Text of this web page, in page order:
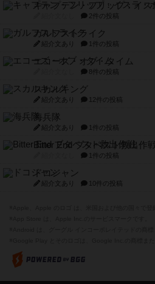
キャプテン・フリップ：イス
2件の投稿
ガルフストライク
紹介文あり 1件の投稿
エコーズ・オブ・タイム
8件の投稿
スカルキング
紹介文あり 12件の投稿
海兵隊
紹介文あり 1件の投稿
Bitter End ブタペスト救出作戦
1件の投稿
ドコジャン
紹介文あり 10件の投稿